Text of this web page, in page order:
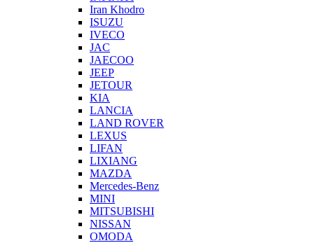
Iran Khodro
ISUZU
IVECO
JAC
JAECOO
JEEP
JETOUR
KIA
LANCIA
LAND ROVER
LEXUS
LIFAN
LIXIANG
MAZDA
Mercedes-Benz
MINI
MITSUBISHI
NISSAN
OMODA